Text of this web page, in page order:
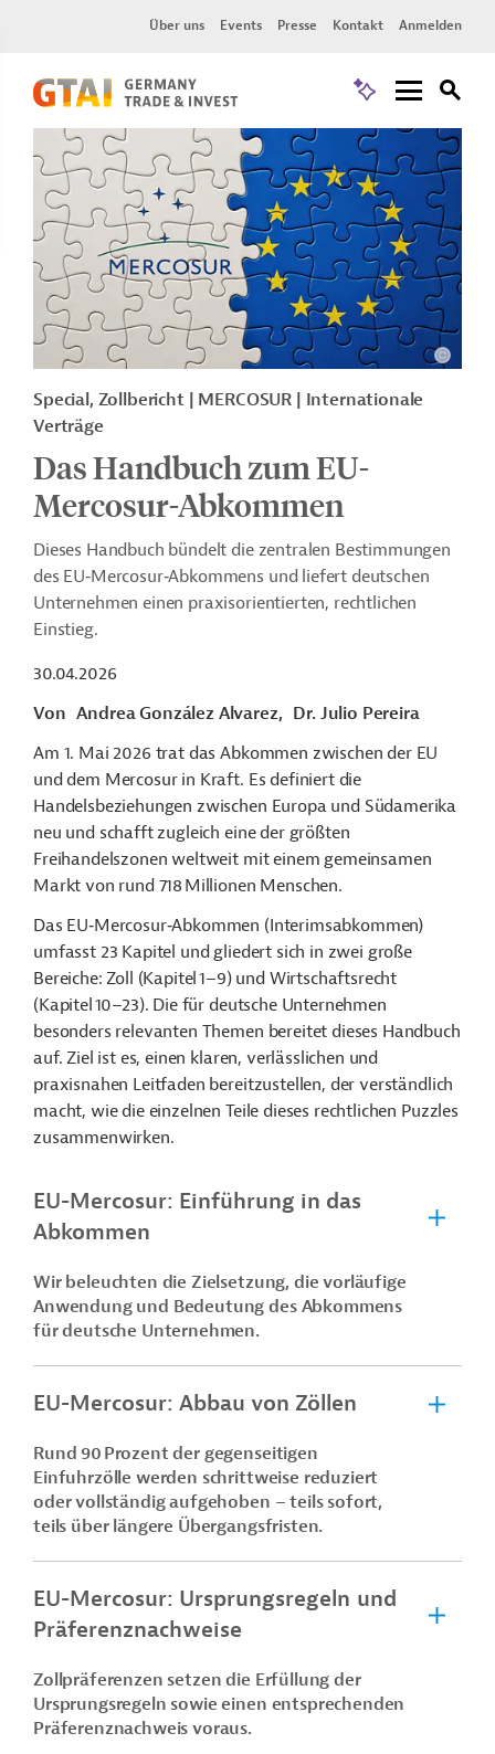
Über uns Events Presse Kontakt Anmelden
Special, Zollbericht MERCOSUR
Internationale
Verträge
Das Handbuch zum EU-
Mercosur-Abkommen
Dieses Handbuch bündelt die zentralen Bestimmungen
des EU‑Mercosur‑Abkommens und liefert deutschen
Unternehmen einen praxisorientierten, rechtlichen
Einstieg.
30.04.2026
Von Andrea González Alvarez, Dr. Julio Pereira
Am 1. Mai 2026 trat das Abkommen zwischen der EU
und dem Mercosur in Kraft. Es definiert die
Handelsbeziehungen zwischen Europa und Südamerika
neu und schafft zugleich eine der größten
Freihandelszonen weltweit mit einem gemeinsamen
Markt von rund 718 Millionen Menschen.
Das EU‑Mercosur‑Abkommen (Interimsabkommen)
umfasst 23 Kapitel und gliedert sich in zwei große
Bereiche: Zoll (Kapitel 1–9) und Wirtschaftsrecht
(Kapitel 10–23). Die für deutsche Unternehmen
besonders relevanten Themen bereitet dieses Handbuch
auf. Ziel ist es, einen klaren, verlässlichen und
praxisnahen Leitfaden bereitzustellen, der verständlich
macht, wie die einzelnen Teile dieses rechtlichen Puzzles
zusammenwirken.
EU-Mercosur: Einführung in das
Abkommen
Wir beleuchten die Zielsetzung, die vorläufige
Anwendung und Bedeutung des Abkommens
für deutsche Unternehmen.
EU-Mercosur: Abbau von Zöllen
Rund 90 Prozent der gegenseitigen
Einfuhrzölle werden schrittweise reduziert
oder vollständig aufgehoben – teils sofort,
teils über längere Übergangsfristen.
EU-Mercosur: Ursprungsregeln und
Präferenznachweise
Zollpräferenzen setzen die Erfüllung der
Ursprungsregeln sowie einen entsprechenden
Präferenznachweis voraus.